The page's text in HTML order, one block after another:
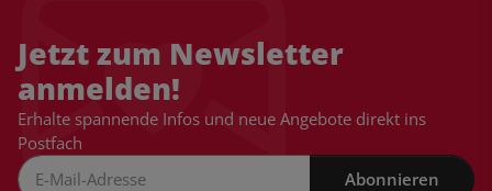
Jetzt zum Newsletter
anmelden!
Erhalte spannende Infos und neue Angebote direkt ins
Postfach
Abonnieren